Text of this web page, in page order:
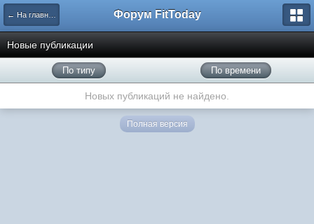
← На главную Форум FitToday
Новые публикации
По типу По времени
Новых публикаций не найдено.
Полная версия